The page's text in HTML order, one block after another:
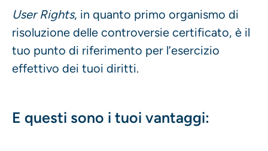
User Rights, in quanto primo organismo di
risoluzione delle controversie certificato, è il
tuo punto di riferimento per l’esercizio
effettivo dei tuoi diritti.
E questi sono i tuoi vantaggi: